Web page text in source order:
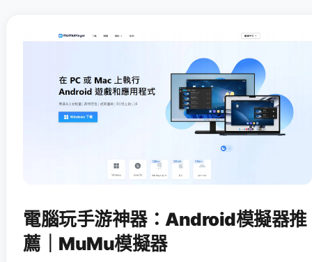
電腦玩手游神器：Android模擬器推
薦｜MuMu模擬器